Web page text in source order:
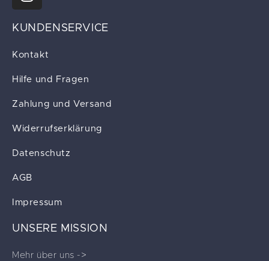
KUNDENSERVICE
Kontakt
Hilfe und Fragen
Zahlung und Versand
Widerrufserklärung
Datenschutz
AGB
Impressum
UNSERE MISSION
Mehr über uns ->